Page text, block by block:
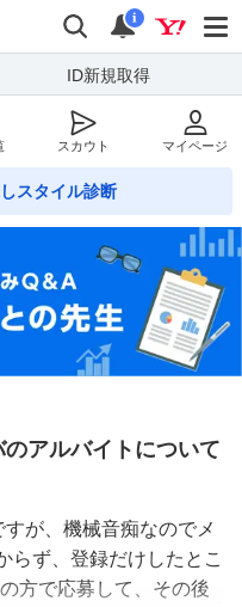
カタログ
検索
通知
i
ID新規取得
スカウト マイページ
スタイル診断
アルバイトについて
が、機械音痴なのでメ
らず、登録だけしたとこ
方で応募して、その後